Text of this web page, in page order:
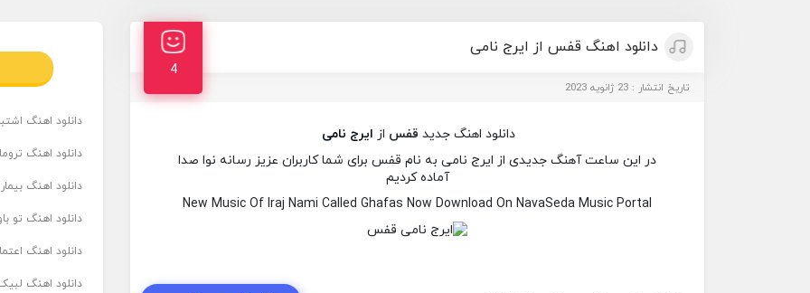
دانلود اهنگ قفس از ایرج نامی
4
تاریخ انتشار : 23 ژانویه 2023
دانلود اهنگ جدید قفس از ایرج نامی
در این ساعت آهنگ جدیدی از ایرج نامی به نام قفس برای شما کاربران عزیز رسانه نوا صدا
آماده کردیم
New Music Of Iraj Nami Called Ghafas Now Download On NavaSeda Music Portal
دانلود اهنگ
دانلود اهنگ
دانلود اهنگ
دانلود اهنگ تو
دانلود اهنگ
دانلود اهنگ